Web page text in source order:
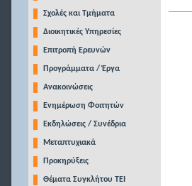
Σχολές και Τμήματα
Διοικητικές Υπηρεσίες
Επιτροπή Ερευνών
Προγράμματα / Έργα
Ανακοινώσεις
Ενημέρωση Φοιτητών
Εκδηλώσεις / Συνέδρια
Μεταπτυχιακά
Προκηρύξεις
Θέματα Συγκλήτου ΤΕΙ